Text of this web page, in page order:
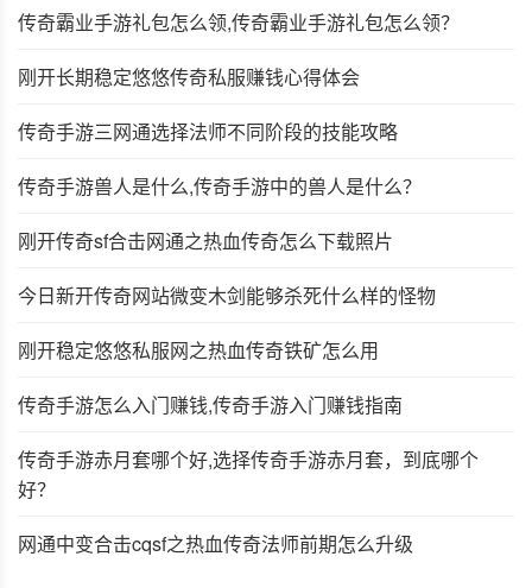
传奇霸业手游礼包怎么领,传奇霸业手游礼包怎么领？
刚开长期稳定悠悠传奇私服赚钱心得体会
传奇手游三网通选择法师不同阶段的技能攻略
传奇手游兽人是什么,传奇手游中的兽人是什么？
刚开传奇sf合击网通之热血传奇怎么下载照片
今日新开传奇网站微变木剑能够杀死什么样的怪物
刚开稳定悠悠私服网之热血传奇铁矿怎么用
传奇手游怎么入门赚钱,传奇手游入门赚钱指南
传奇手游赤月套哪个好,选择传奇手游赤月套，到底哪个
好？
网通中变合击cqsf之热血传奇法师前期怎么升级